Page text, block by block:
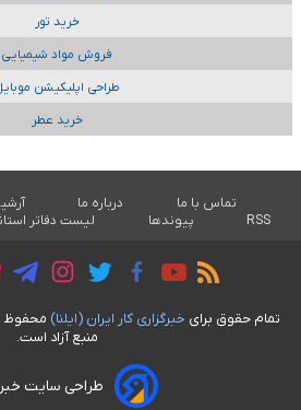
خرید تور
فروش مواد شیمیایی
طراحی اپلیکیشن
خرید عطر
تماس با ما درباره ما
RSS
پیوندها لیست دفاتر
تمام حقوق برای خبرگزاری کار ايران (ايلنا) محفوظ
منبع آزاد است.
طراحی سایت